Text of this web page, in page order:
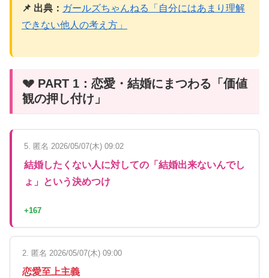
📌 出典： ガールズちゃんねる「自分にはあまり理解
できない他人の考え方」
💔 PART 1：恋愛・結婚にまつわる「価値
観の押し付け」
5. 匿名 2026/05/07(木) 09:02
結婚したくない人に対しての「結婚出来ないんでし
ょ」という決めつけ
+167
2. 匿名 2026/05/07(木) 09:00
恋愛至上主義